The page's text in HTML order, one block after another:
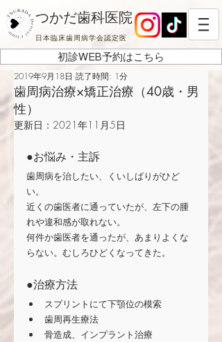
日本臨床歯周病学会認定医
つかだ歯科医院
初診WEB予約はこちら
歯周病治療×矯正治療（40歳・男
性）
2019年9月18日 読了時間: 1分
更新日： 2021年11月5日
●お悩み・主訴
歯周病を治したい、くいしばりがひど
い。
近くの歯医者に通っていたが、左下の腫
れや違和感が取れない。
何件か歯医者を通ったが、あまりよくな
らない。むしろひどくなってきた。
●治療方法
スプリントにて下顎位の模索
歯周再生療法
骨造成、インプラント治療